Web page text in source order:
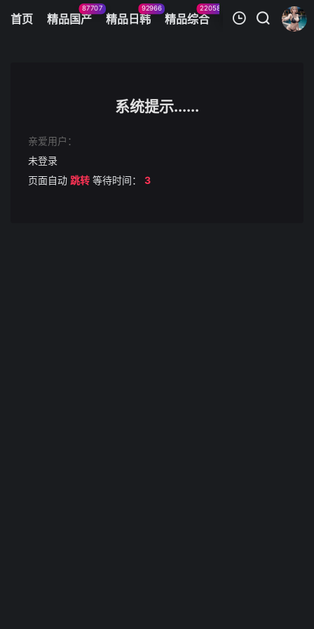
首页 精品国产
87707
精品日韩
92966
精品综合
22058
火辣美图 今日
清空
系统提示......
亲爱用户：
未登录
页面自动 跳转 等待时间： 3